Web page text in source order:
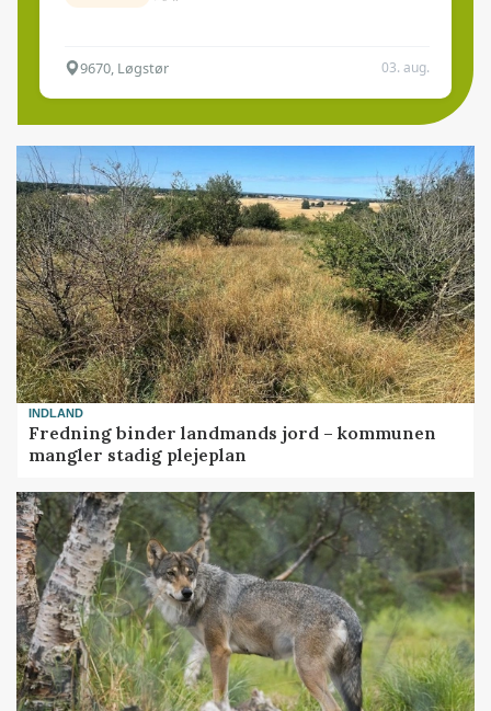
9670, Løgstør 03. aug.
INDLAND
Fredning binder landmands jord – kommunen
mangler stadig plejeplan